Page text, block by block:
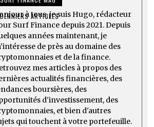
DERNIERS ARTICLES
à tous, je suis Hugo, rédacteur
Surf Finance depuis 2021. Depuis
années maintenant, je
de près au domaine des
et de la finance.
mes articles à propos des
actualités financières, des
boursières, des
d'investissement, des
et bien d'autres
qui touchent à votre portefeuille.